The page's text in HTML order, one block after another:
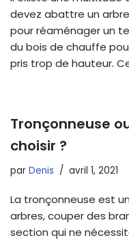
devez abattre un
pour réaménager un
du bois de chauffe
pris trop de hauteur.
Tronçonneuse
choisir ?
par Denis avril 1, 2021
La tronçonneuse est
arbres, couper des
section qui ne